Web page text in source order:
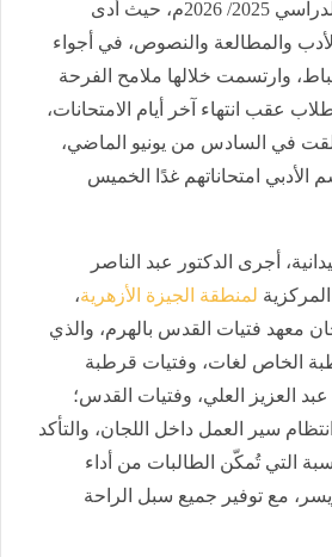
للقسم العلمي للعام الدراسي 2025/ 2026م، حيث أدى
والمطالعة والنصوص، في أجواء
وارتسمت خلالها ملامح الفرحة
عقب انتهاء آخر أيام الامتحانات،
في السادس من يونيو الماضي،
الأدبي امتحاناتهم غدًا الخميس
أجرى الدكتور عبد الناصر
لمنطقة الجيزة الأزهرية،
معهد فتيات القدس بالهرم، والذي
الخاص لغات، وفتيات قرطبة
العزيز العلي، وفتيات القدس؛
سير العمل داخل اللجان، والتأكد
التي تُمكّن الطالبات من أداء
مع توفير جميع سبل الراحة